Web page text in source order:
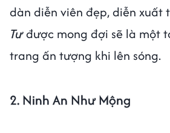
dàn diễn viên đẹp, diễn xuất
Tưđược mong đợi sẽ là một
trang ấn tượng khi lên sóng.
2. Ninh An Như Mộng